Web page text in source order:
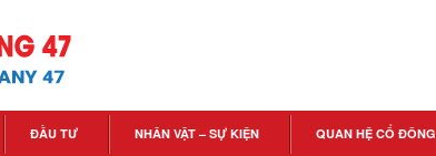
ĐẦU TƯ NHÂN VẬT – SỰ KIỆN QUAN HỆ CỔ ĐÔNG